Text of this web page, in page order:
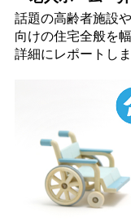
話題の高齢者施設
向けの住宅全般を
詳細にレポートしま